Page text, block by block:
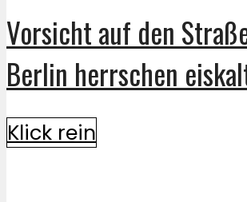
Vorsicht auf den
Berlin herrschen
Klick rein